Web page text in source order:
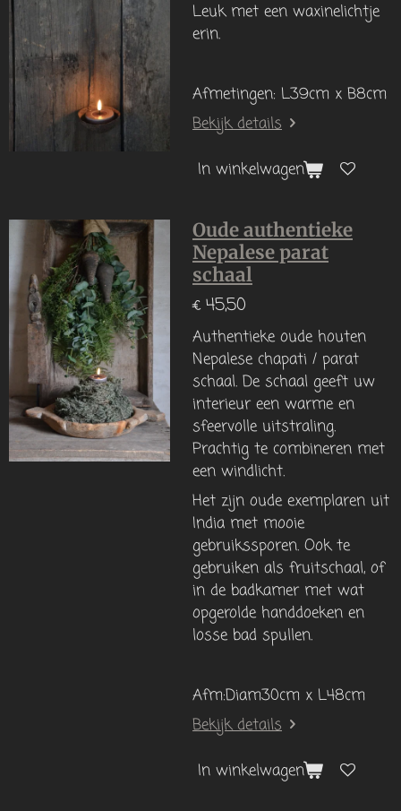
Leuk met een waxinelichtje
erin.
Afmetingen: L39cm x B8cm
Bekijk details
In winkelwagen
Oude authentieke
Nepalese parat
schaal
€ 45,50
Authentieke oude houten
Nepalese chapati / parat
schaal. De schaal geeft uw
interieur een warme en
sfeervolle uitstraling.
Prachtig te combineren met
een windlicht.
Het zijn oude exemplaren uit
India met mooie
gebruikssporen. Ook te
gebruiken als fruitschaal, of
in de badkamer met wat
opgerolde handdoeken en
losse bad spullen.
Afm:Diam30cm x L48cm
Bekijk details
In winkelwagen